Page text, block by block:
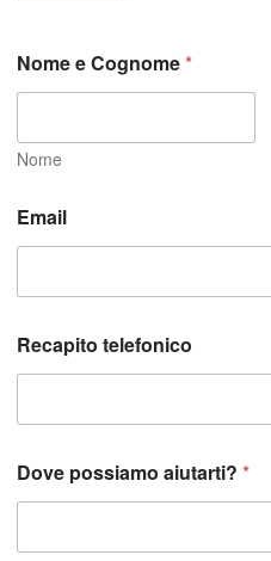
Nome e Cognome*
Nome
Email
Recapito telefonico
o
s
S
Dove possiamo aiutarti?*